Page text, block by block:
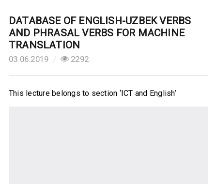
DATABASE OF ENGLISH-UZBEK VERBS
AND PHRASAL VERBS FOR MACHINE
TRANSLATION
03.06.2019 2292
This lecture belongs to section ‘ICT and English’